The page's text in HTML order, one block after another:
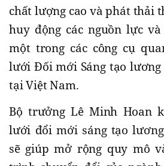
chất lượng cao và phát thải
huy động các nguồn lực
một trong các công cụ
lưới Đối mới Sáng tạo
tại Việt Nam.
Bộ trưởng Lê Minh Hoan
lưới đổi mới sáng tạo
sẽ giúp mở rộng quy mô